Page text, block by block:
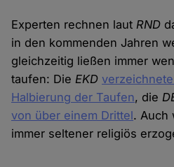
Experten rechnen lautRND
in den kommenden Jahren
gleichzeitig ließen immer
taufen: DieEKD
Halbierung der Taufen, die
von über einem Drittel. Auch
immer seltener religiös